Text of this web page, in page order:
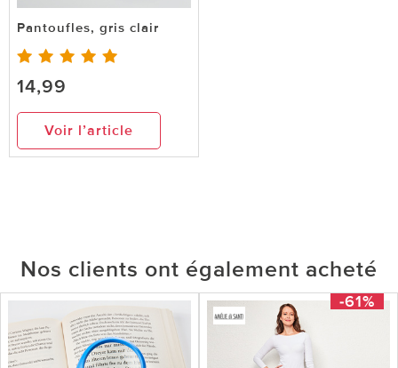
Pantoufles, gris clair
14,99
Voir l’article
Nos clients ont également acheté
-61%